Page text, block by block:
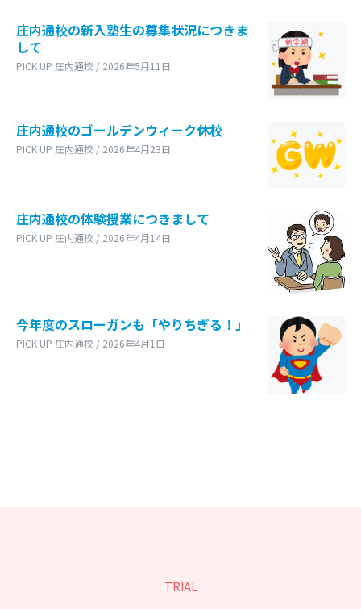
庄内通校の新入塾生の募集状況につきま
して
PICK UP 庄内通校 / 2026年5月11日
庄内通校のゴールデンウィーク休校
PICK UP 庄内通校 / 2026年4月23日
庄内通校の体験授業につきまして
PICK UP 庄内通校 / 2026年4月14日
今年度のスローガンも「やりちぎる！」
PICK UP 庄内通校 / 2026年4月1日
TRIAL